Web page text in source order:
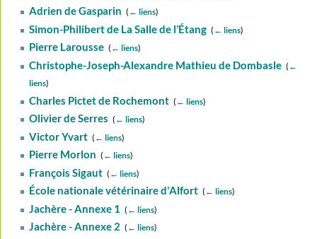
Adrien de Gasparin ( ← liens)
Simon-Philibert de La Salle de l’Étang‎ ( ← liens)
Pierre Larousse‎ ( ← liens)
Christophe-Joseph-Alexandre Mathieu de Dombasle‎ ( ←
liens)
Charles Pictet de Rochemont‎ ( ← liens)
Olivier de Serres ( ← liens)
Victor Yvart‎ ( ← liens)
Pierre Morlon ( ← liens)
François Sigaut‎ ( ← liens)
École nationale vétérinaire d'Alfort‎ ( ← liens)
Jachère - Annexe 1 ( ← liens)
Jachère - Annexe 2 ( ← liens)